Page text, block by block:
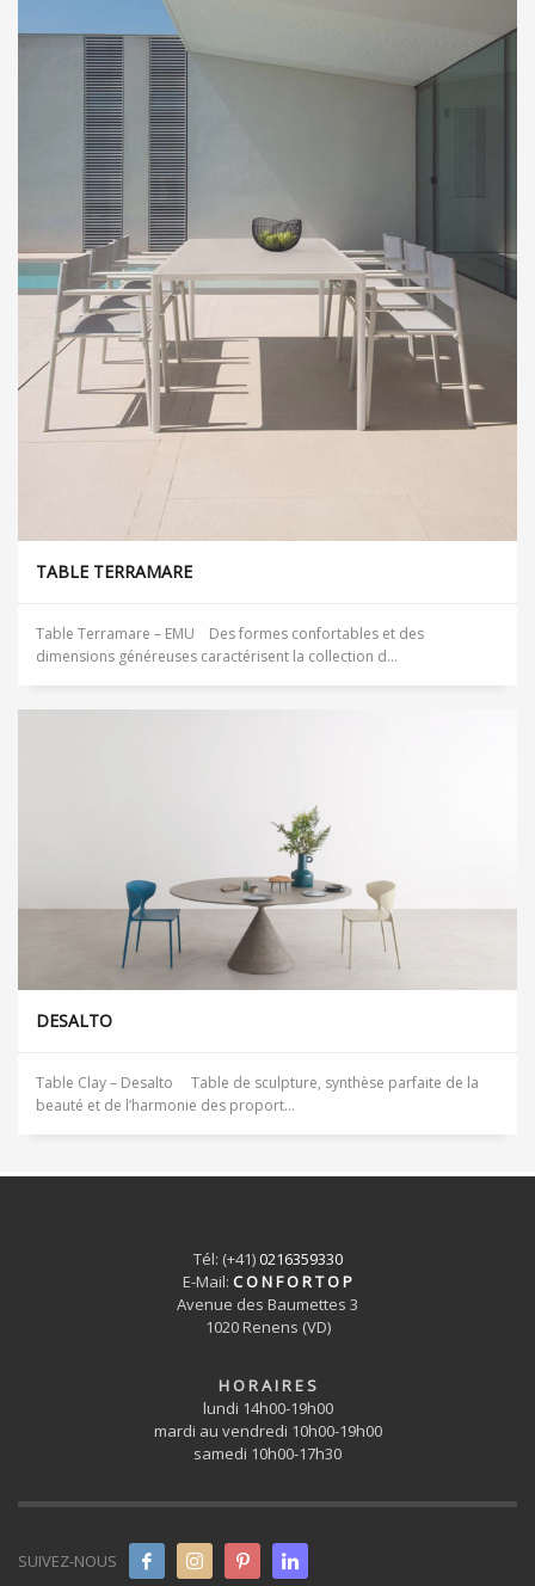
DESALTO
Table Clay – Desalto Table de sculpture, synthèse parfaite de la
beauté et de l’harmonie des proport...
TABLE TERRAMARE
Table Terramare – EMU Des formes confortables et des
dimensions généreuses caractérisent la collection d...
Tél: (+41)0216359330
E-Mail: C O N F O R T O P
Avenue des Baumettes 3
1020 Renens (VD)
H O R A I R E S
lundi 14h00-19h00
mardi au vendredi 10h00-19h00
samedi 10h00-17h30
SUIVEZ-NOUS